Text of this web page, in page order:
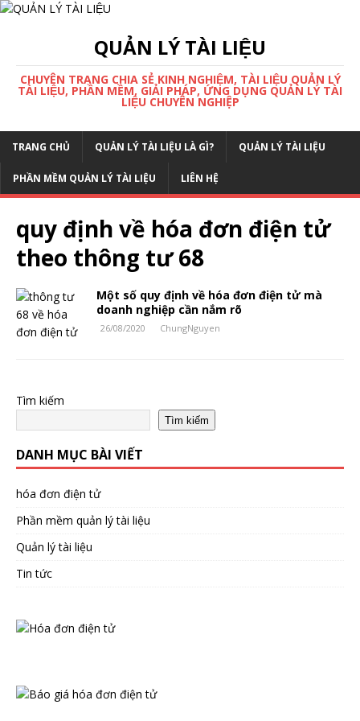
QUẢN LÝ TÀI LIỆU
CHUYÊN TRANG CHIA SẺ KINH NGHIỆM, TÀI LIỆU QUẢN LÝ
TÀI LIỆU, PHẦN MỀM, GIẢI PHÁP, ỨNG DỤNG QUẢN LÝ TÀI
LIỆU CHUYÊN NGHIỆP
TRANG CHỦ QUẢN LÝ TÀI LIỆU LÀ GÌ? QUẢN LÝ TÀI LIỆU
PHẦN MỀM QUẢN LÝ TÀI LIỆU LIÊN HỆ
quy định về hóa đơn điện tử
theo thông tư 68
Một số quy định về hóa đơn điện tử mà
doanh nghiệp cần nắm rõ
26/08/2020 ChungNguyen
Tìm kiếm
Tìm kiếm
DANH MỤC BÀI VIẾT
hóa đơn điện tử
Phần mềm quản lý tài liệu
Quản lý tài liệu
Tin tức